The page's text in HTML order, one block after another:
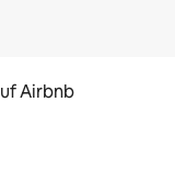
Airbnb